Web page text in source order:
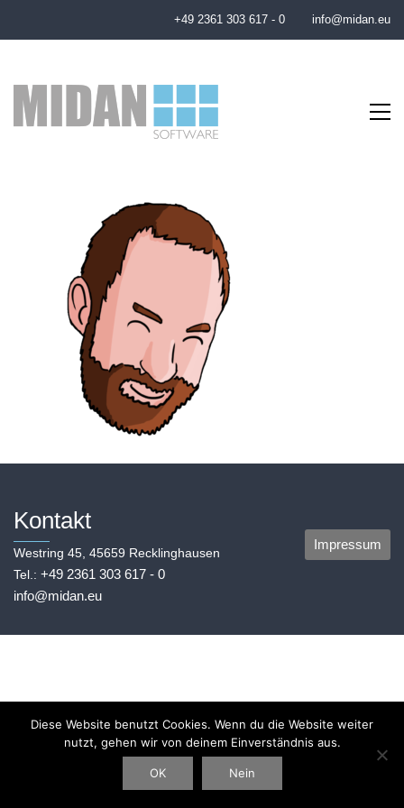
+49 2361 303 617 - 0 info@midan.eu
Impressum
Kontakt
Westring 45, 45659 Recklinghausen
Tel.: +49 2361 303 617 - 0
info@midan.eu
Diese Website benutzt Cookies. Wenn du die Website weiter
nutzt, gehen wir von deinem Einverständnis aus.
OK Nein